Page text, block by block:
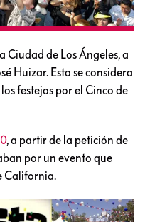
Ciudad de Los Ángeles, a
Huizar. Esta se considera
festejos por el Cinco de
, a partir de la petición de
por un evento que
California.